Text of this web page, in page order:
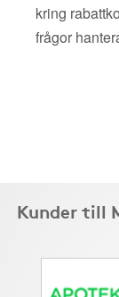
kring
frågor
Kunder till